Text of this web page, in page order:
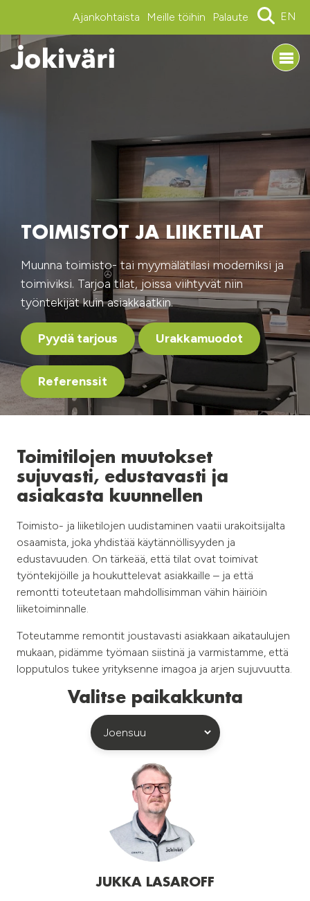
Ajankohtaista Meille töihin Palaute EN
TOIMISTOT JA LIIKETILAT
Muunna toimisto- tai myymälätilasi moderniksi ja
toimiviksi. Tarjoa tilat, joissa viihtyvät niin
työntekijät kuin asiakkaatkin.
Pyydä tarjous Urakkamuodot
Referenssit
Toimitilojen muutokset
sujuvasti, edustavasti ja
asiakasta kuunnellen​
​Toimisto- ja liiketilojen uudistaminen vaatii urakoitsijalta
osaamista, joka yhdistää käytännöllisyyden ja
edustavuuden. On tärkeää, että tilat ovat toimivat
työntekijöille ja houkuttelevat asiakkaille – ja että
remontti toteutetaan mahdollisimman vähin häiriöin
liiketoiminnalle.​
​Toteutamme remontit joustavasti asiakkaan aikataulujen
mukaan, pidämme työmaan siistinä ja varmistamme, että
lopputulos tukee yrityksenne imagoa ja arjen sujuvuutta.
Valitse paikakkunta
JUKKA LASAROFF